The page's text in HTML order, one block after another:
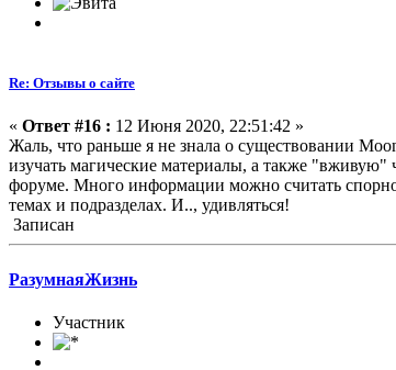
Re: Отзывы о сайте
« Ответ #16 : 12 Июня 2020, 22:51:42 »
Жаль, что раньше я не знала о существовании
изучать магические материалы, а также
форуме. Много информации можно считать
темах и подразделах. И.., удивляться!
Записан
РазумнаяЖизнь
Участник